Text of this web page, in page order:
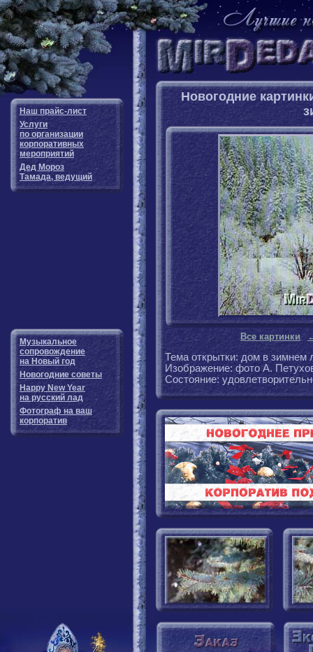
Наш прайс-лист
Услуги
по организации
корпоративных
мероприятий
Дед Мороз
Тамада, ведущий
Музыкальное
сопровождение
на Новый год
Новогодние советы
Happy New Year
на русский лад
Фотограф на ваш
корпоратив
Новогодние
Все картинки
Тема открытки: дом в зимнем
Изображение: фото А.
Состояние: